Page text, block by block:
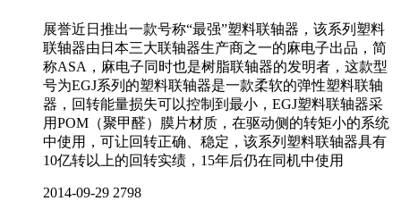
展誉近日推出一款号称“最强”塑料联轴器，该系列塑料
联轴器由日本三大联轴器生产商之一的麻电子出品，简
称ASA，麻电子同时也是树脂联轴器的发明者，这款型
号为EGJ系列的塑料联轴器是一款柔软的弹性塑料联轴
器，回转能量损失可以控制到最小，EGJ塑料联轴器采
用POM（聚甲醛）膜片材质，在驱动侧的转矩小的系统
中使用，可让回转正确、稳定，该系列塑料联轴器具有
10亿转以上的回转实绩，15年后仍在同机中使用
2014-09-29 2798